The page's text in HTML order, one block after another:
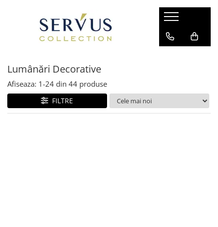
Lumânări Decorative
Afiseaza: 1-24 din 44 produse
FILTRE